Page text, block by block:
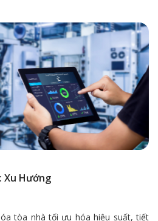
Xu Hướng
tòa nhà tối ưu hóa hiệu suất, tiết